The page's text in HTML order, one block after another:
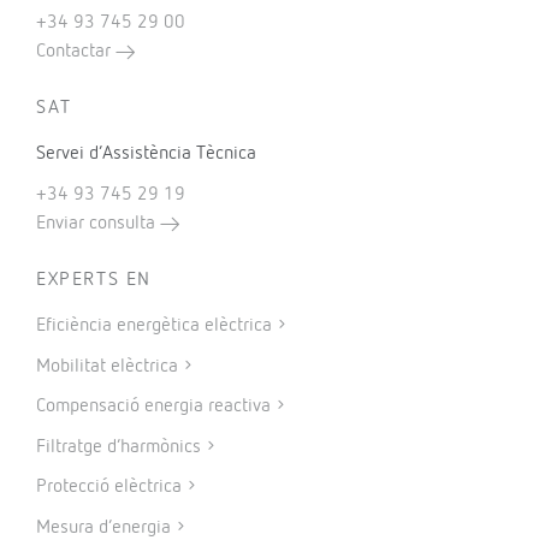
+34 93 745 29 00
Contactar
SAT
Servei d’Assistència Tècnica
+34 93 745 29 19
Enviar consulta
EXPERTS EN
Eficiència energètica elèctrica
Mobilitat elèctrica
Compensació energia reactiva
Filtratge d’harmònics
Protecció elèctrica
Mesura d’energia